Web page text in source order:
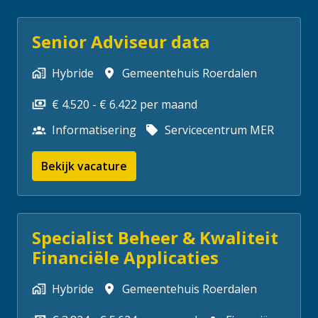
Senior Adviseur data
Hybride
Gemeentehuis Roerdalen
€ 4.520 - € 6.422 per maand
Informatisering
Servicecentrum MER
Bekijk vacature
Specialist Beheer & Kwaliteit
Financiële Applicaties
Hybride
Gemeentehuis Roerdalen